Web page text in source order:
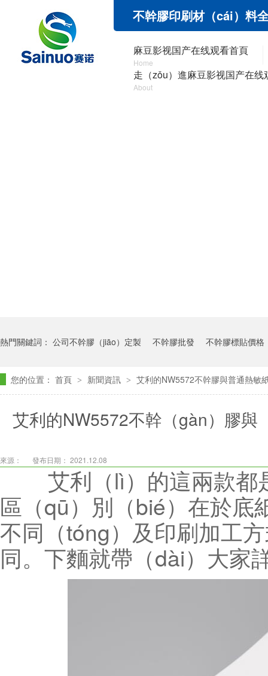
不幹膠印刷材（cái）料
麻豆影视国产在线观看首頁
Home
走（zǒu）進麻豆影视国产在线
About
熱門關鍵詞： 公司不幹膠（jiāo）定製 不幹膠批發 不幹膠標貼價格
您的位置： 首頁 > 新聞資訊 > 艾利的NW5572不幹膠與普通熱敏
艾利的NW5572不幹（gàn）膠與
來源： 發布日期： 2021.12.08
艾利（lì）的這兩款都
區（qū）別（bié）在於底
不同（tóng）及印刷加工
同。下麵就帶（dài）大家